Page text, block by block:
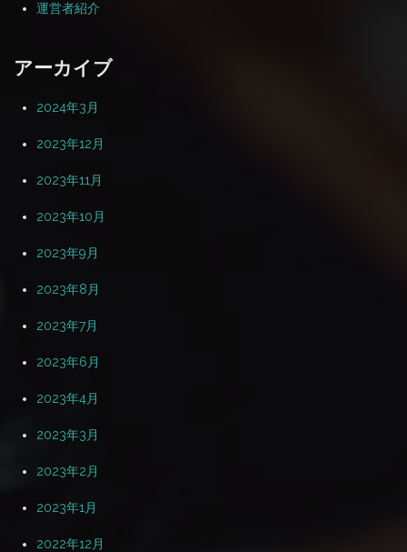
運営者紹介
アーカイブ
2024年3月
2023年12月
2023年11月
2023年10月
2023年9月
2023年8月
2023年7月
2023年6月
2023年4月
2023年3月
2023年2月
2023年1月
2022年12月